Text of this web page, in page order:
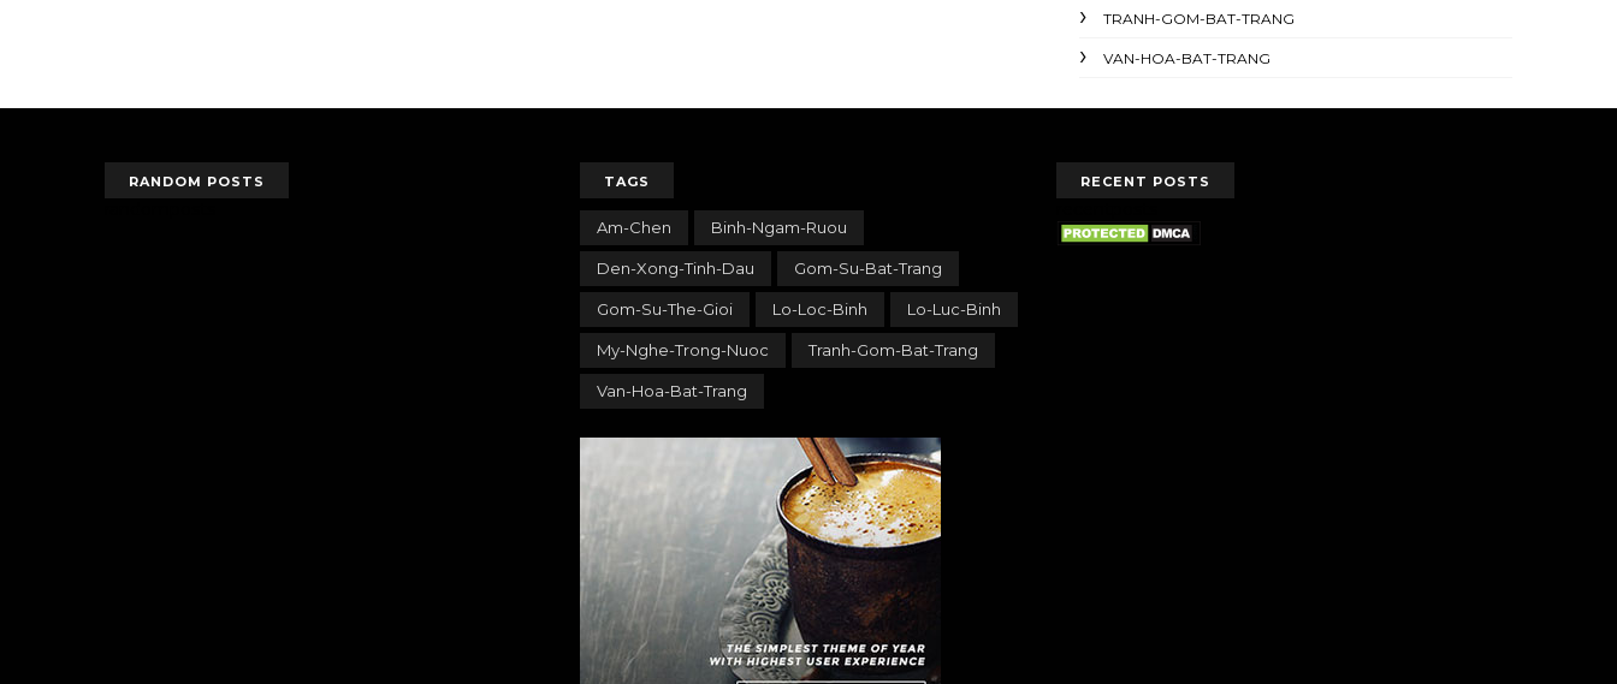
TRANH-GOM-BAT-TRANG
VAN-HOA-BAT-TRANG
RANDOM POSTS TAGS
Am-Chen Binh-Ngam-Ruou
Den-Xong-Tinh-Dau Gom-Su-Bat-Trang
Gom-Su-The-Gioi Lo-Loc-Binh Lo-Luc-Binh
My-Nghe-Trong-Nuoc Tranh-Gom-Bat-Trang
Van-Hoa-Bat-Trang
RECENT POSTS